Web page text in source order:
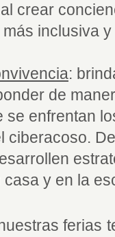
crear
inclusiva
:
de
se enfrentan
ciberacoso.
y en la
ferias